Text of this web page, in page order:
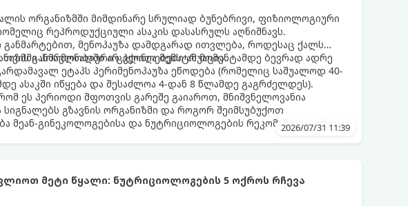
ორგანიზმში მიმდინარე სრულიად ბუნებრივი, ფიზიოლოგიური
რეპროდუქციული ასაკის დასასრულს აღნიშნავს.
განმარტებით, მენოპაუზა დამდგარად ითვლება, როდესაც ქალს
განმავლობაში არ ჰქონია მენსტრუაცია.
ჰორმონალური ცვლილებები ამ მომენტამდე ბევრად ადრე
ეტაპს პერიმენოპაუზა ეწოდება (რომელიც საშუალოდ 40-
ასაკში იწყება და შესაძლოა 4-დან 8 წლამდე გაგრძელდეს).
ეს პერიოდი შფოთვის გარეშე გაიაროთ, მნიშვნელოვანია
გზავნის ორგანიზმი და როგორ შეიმსუბუქოთ
მეან-გინეკოლოგებისა და ნუტრიციოლოგების რეკომენდაციებით.
2026/07/31 11:39
მეტი წყალი: ნუტრიციოლოგების 5 ოქროს რჩევა